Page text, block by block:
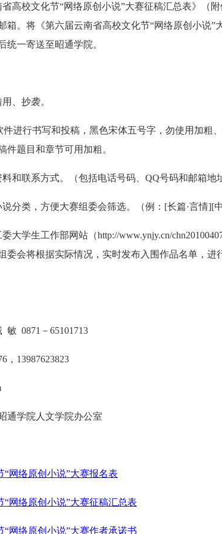
高校文化节“网络原创小说”大赛征稿汇总表》（
箱。将《第六届云南省高校文化节“网络原创小说”
统一寄送至昭通学院。
、抄袭。
进行书写和投稿，黑色宋体五号字，勿使用加粗
件题目和章节可用加粗。
和联系方式。（包括电话号码、QQ号码和邮箱地
分类，方便大赛组委会筛选。（例：[长篇·言情][中
大学生工作部网站（http://www.ynjy.cn/
委会将根据实际情况，实时发布入围作品名单，
0871－65101713
，13987623823
学院人文学院办公室
网络原创小说”大赛报名表
网络原创小说”大赛征稿汇总表
网络原创小说”大赛作者承诺书